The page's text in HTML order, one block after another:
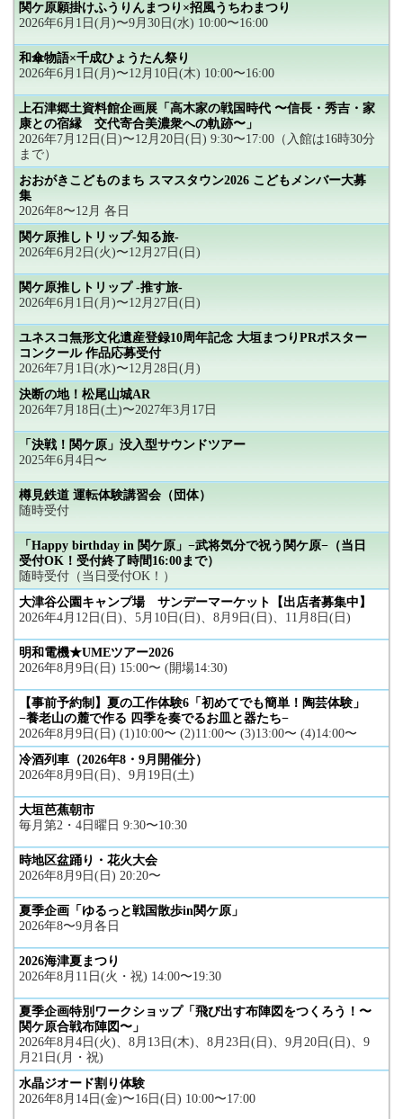
関ケ原願掛けふうりんまつり×招風うちわまつり
2026年6月1日(月)〜9月30日(水) 10:00〜16:00
和傘物語×千成ひょうたん祭り
2026年6月1日(月)〜12月10日(木) 10:00〜16:00
上石津郷土資料館企画展「高木家の戦国時代 〜信長・秀吉・家
康との宿縁 交代寄合美濃衆への軌跡〜」
2026年7月12日(日)〜12月20日(日) 9:30〜17:00（入館は16時30分
まで）
おおがきこどものまち スマスタウン2026 こどもメンバー大募
集
2026年8〜12月 各日
関ケ原推しトリップ-知る旅-
2026年6月2日(火)〜12月27日(日)
関ケ原推しトリップ -推す旅-
2026年6月1日(月)〜12月27日(日)
ユネスコ無形文化遺産登録10周年記念 大垣まつりPRポスター
コンクール 作品応募受付
2026年7月1日(水)〜12月28日(月)
決断の地！松尾山城AR
2026年7月18日(土)〜2027年3月17日
「決戦！関ケ原」没入型サウンドツアー
2025年6月4日〜
樽見鉄道 運転体験講習会（団体）
随時受付
「Happy birthday in 関ケ原」−武将気分で祝う関ケ原−（当日
受付OK！受付終了時間16:00まで）
随時受付（当日受付OK！）
大津谷公園キャンプ場 サンデーマーケット【出店者募集中】
2026年4月12日(日)、5月10日(日)、8月9日(日)、11月8日(日)
明和電機★UMEツアー2026
2026年8月9日(日) 15:00〜 (開場14:30)
【事前予約制】夏の工作体験6「初めてでも簡単！陶芸体験」
−養老山の麓で作る 四季を奏でるお皿と器たち−
2026年8月9日(日) (1)10:00〜 (2)11:00〜 (3)13:00〜 (4)14:00〜
冷酒列車（2026年8・9月開催分）
2026年8月9日(日)、9月19日(土)
大垣芭蕉朝市
毎月第2・4日曜日 9:30〜10:30
時地区盆踊り・花火大会
2026年8月9日(日) 20:20〜
夏季企画「ゆるっと戦国散歩in関ケ原」
2026年8〜9月各日
2026海津夏まつり
2026年8月11日(火・祝) 14:00〜19:30
夏季企画特別ワークショップ「飛び出す布陣図をつくろう！〜
関ケ原合戦布陣図〜」
2026年8月4日(火)、8月13日(木)、8月23日(日)、9月20日(日)、9
月21日(月・祝)
水晶ジオード割り体験
2026年8月14日(金)〜16日(日) 10:00〜17:00